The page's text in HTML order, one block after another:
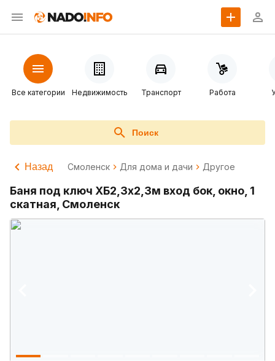
Все категории Недвижимость Транспорт Работа
Поиск
Назад Смоленск Для дома и дачи Другое
Баня под ключ ХБ2,3х2,3м вход бок, окно, 1
скатная, Смоленск